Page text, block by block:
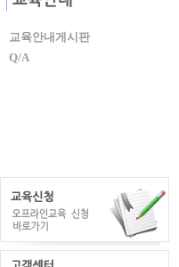
교육안내게시판
Q/A